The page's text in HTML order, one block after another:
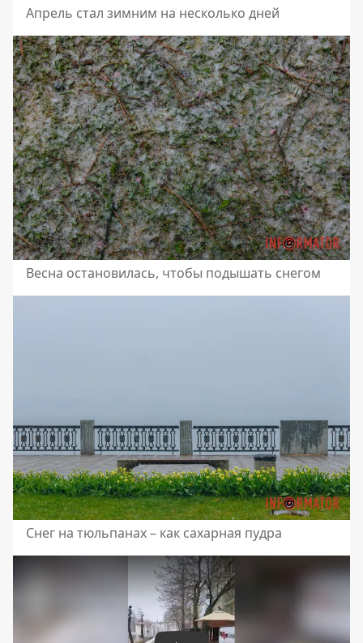
Апрель стал зимним на несколько дней
Весна остановилась, чтобы подышать снегом
Снег на тюльпанах – как сахарная пудра